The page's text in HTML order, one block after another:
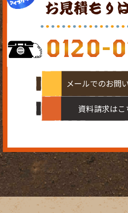
お見積もり
0120-
メールでのお問
資料請求はこ